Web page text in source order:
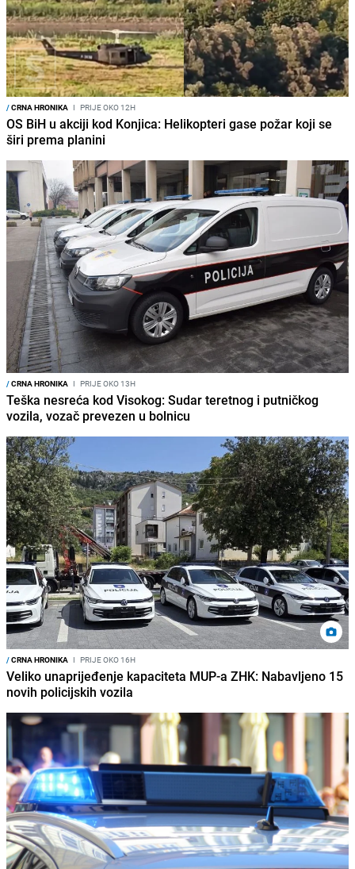
/CRNA HRONIKA I PRIJE OKO 12H
OS BiH u akciji kod Konjica: Helikopteri gase požar koji se
širi prema planini
/CRNA HRONIKA I PRIJE OKO 13H
Teška nesreća kod Visokog: Sudar teretnog i putničkog
vozila, vozač prevezen u bolnicu
/CRNA HRONIKA I PRIJE OKO 16H
Veliko unaprijeđenje kapaciteta MUP-a ZHK: Nabavljeno 15
novih policijskih vozila